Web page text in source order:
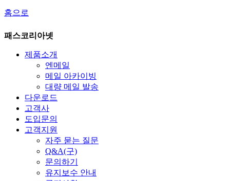
홈으로
패스코리아넷
제품소개
엔메일
메일 아카이빙
대량 메일 발송
다운로드
고객사
도입문의
고객지원
자주 묻는 질문
Q&A(구)
문의하기
유지보수 안내